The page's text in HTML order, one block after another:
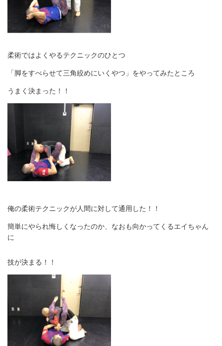
柔術ではよくやるテクニックのひとつ
「脚をすべらせて三角絞めにいくやつ」をやってみたところ
うまく決まった！！
俺の柔術テクニックが人間に対して通用した！！
簡単にやられ悔しくなったのか、なおも向かってくるエイちゃん
に
技が決まる！！